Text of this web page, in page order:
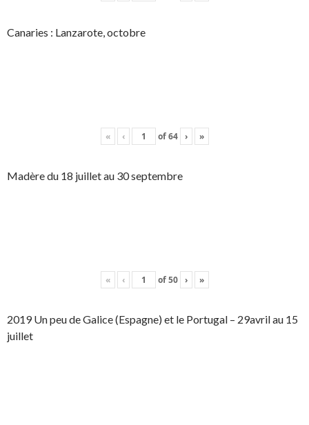
Canaries : Lanzarote, octobre
« ‹ of64 › »
Madère du 18 juillet au 30 septembre
« ‹ of50 › »
2019 Un peu de Galice (Espagne) et le Portugal – 29avril au 15
juillet